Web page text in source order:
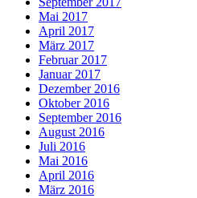
Mai 2017
April 2017
März 2017
Februar 2017
Januar 2017
Dezember 2016
Oktober 2016
September 2016
August 2016
Juli 2016
Mai 2016
April 2016
März 2016